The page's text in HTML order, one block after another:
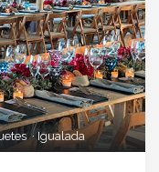
· Igualada